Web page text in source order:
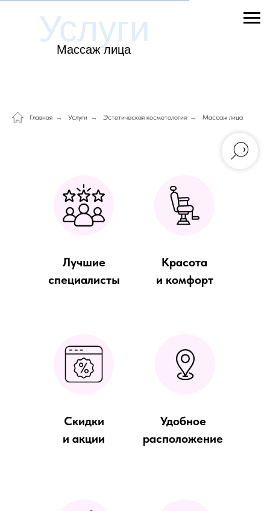
Услуги
Массаж лица
Главная → Услуги → Эстетическая косметология → Массаж лица
Лучшие
специалисты
Красота
и комфорт
Скидки
и акции
Удобное
расположение